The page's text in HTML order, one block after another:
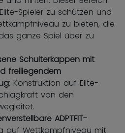
Spieler zu schützen und
zu bieten, die
ganze Spiel über zu
Schulterkappen mit
freiliegendem
: Konstruktion auf Elite-
von den
ADPTFIT-
auf Wettkampfniveau mit